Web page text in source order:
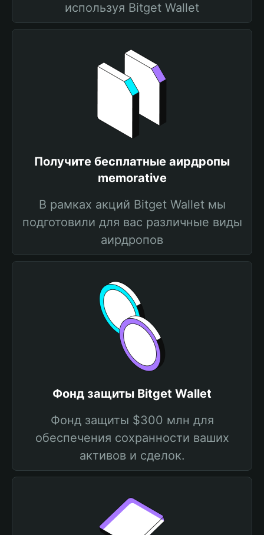
используя Bitget Wallet
Получите бесплатные аирдропы
memorative
В рамках акций Bitget Wallet мы
подготовили для вас различные виды
аирдропов
Фонд защиты Bitget Wallet
Фонд защиты $300 млн для
обеспечения сохранности ваших
активов и сделок.